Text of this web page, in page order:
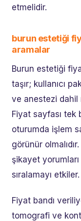
etmelidir.
burun estetiği
aramalar
Burun estetiği
taşır; kullanıcı
ve anestezi dahil
Fiyat sayfası tek
oturumda işlem
görünür
şikayet
sıralamayı etkiler.
Fiyat bandı
tomografi ve